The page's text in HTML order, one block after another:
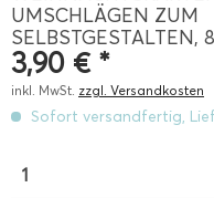
UMSCHLÄGEN ZUM
SELBSTGESTALTEN,
3,90 € *
inkl. MwSt. zzgl. Versandkosten
Sofort versandfertig,